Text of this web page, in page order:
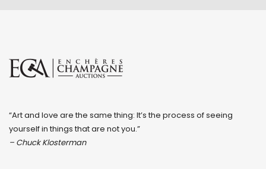
“Art and love are the same thing: It’s the process of seeing
yourself in things that are not you.”
– Chuck Klosterman